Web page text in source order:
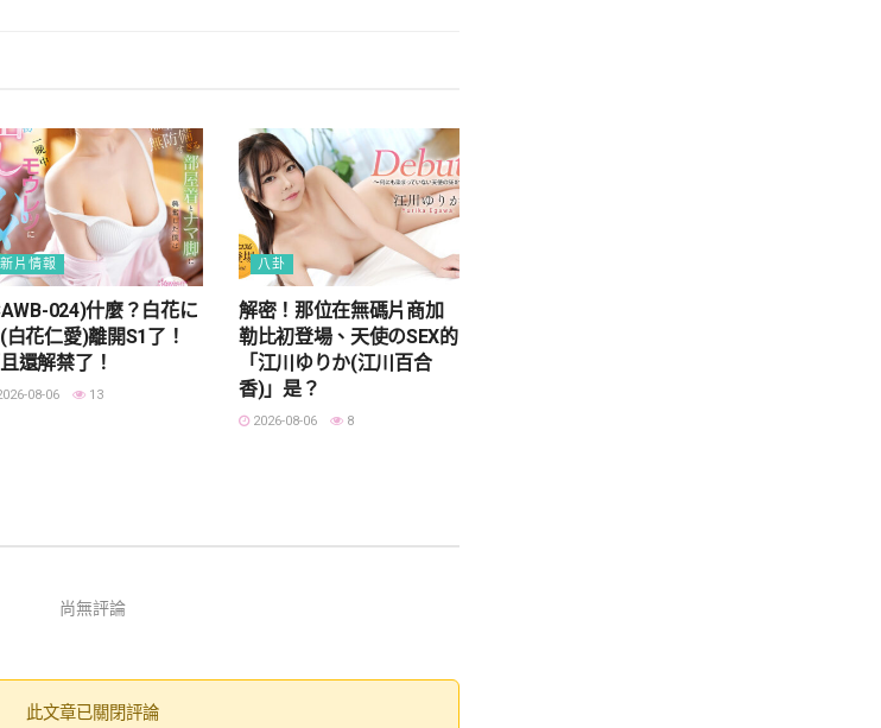
新片情報
024)什麼？白花に
白花仁愛)離開S1了！
還解禁了！
08-06 13
八卦
解密！那位在無碼片商加
勒比初登場、天使のSEX的
「江川ゆりか(江川百合
香)」是？
2026-08-06 8
尚無評論
此文章已關閉評論